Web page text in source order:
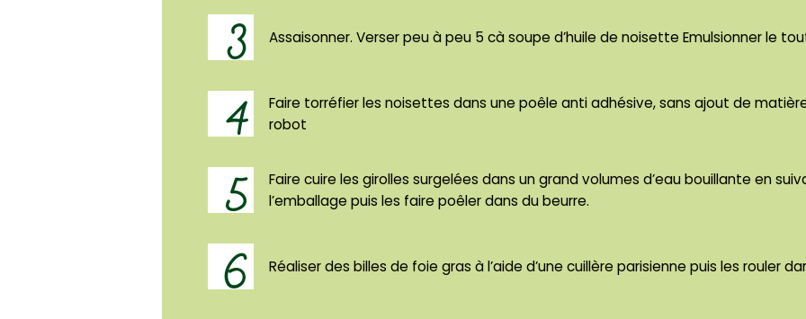
3 Assaisonner. Verser peu à peu 5 cà soupe d’huile de noisette Emulsionner le
4
Faire torréfier les noisettes dans une poêle anti adhésive, sans ajout de
robot
5
Faire cuire les girolles surgelées dans un grand volumes d’eau bouillante en
l’emballage puis les faire poêler dans du beurre.
6 Réaliser des billes de foie gras à l’aide d’une cuillère parisienne puis les rouler